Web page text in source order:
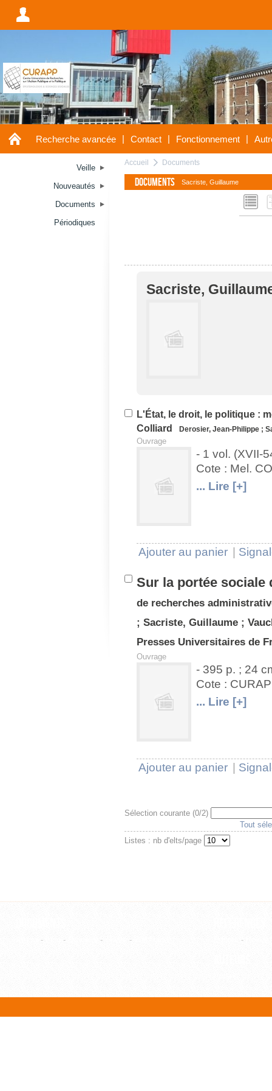
A
A Recherche avancée | Contact | Fonctionnement |
Veille
Nouveautés
Documents
Périodiques
Accueil a Documents
Documents Sacriste, Guillaume
L
Sacriste,
U
V
L'État, le droit, le politique :
Colliard
Derosier, Jean-Philippe ;
Ouvrage
U
V
- 1 vol. (XVII-
Cote : Mel.
... Lire [+]
Ajouter au panier
Sur la portée
de recherches
; Sacriste, Guillaume ;
Presses Universitaires de
Ouvrage
U
V
- 395 p. ; 24
Cote :
... Lire [+]
Ajouter au panier
Sélection courante (0/2)
Tout
Listes : nb d'elts/page
- - - - -